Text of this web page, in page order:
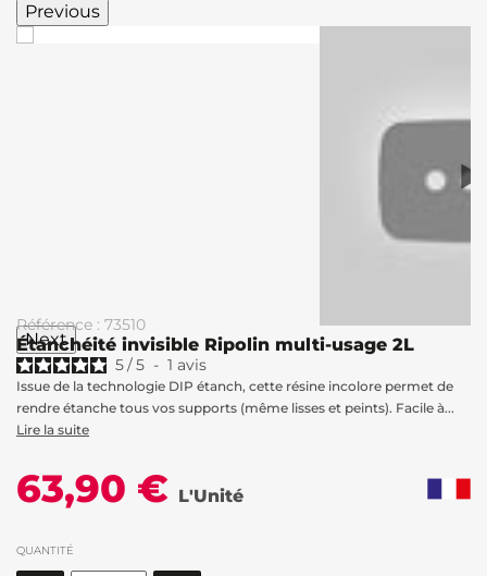
Previous
Next
Référence : 73510
Étanchéité invisible Ripolin multi-usage 2L
5/5 - 1 avis
Issue de la technologie DIP étanch, cette résine incolore permet de
rendre étanche tous vos supports (même lisses et peints). Facile à...
Lire la suite
63,90 € L'Unité
QUANTITÉ